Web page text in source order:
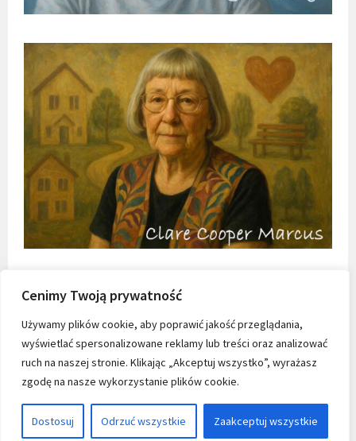
Cenimy Twoją prywatność
Używamy plików cookie, aby poprawić jakość przeglądania,
wyświetlać spersonalizowane reklamy lub treści oraz analizować
ruch na naszej stronie. Klikając „Akceptuj wszystko”, wyrażasz
zgodę na nasze wykorzystanie plików cookie.
Dostosuj Odrzuć wszystkie Zaakceptuj wszystkie
KONTAKT | MADE WITH LOVE BY SODA DESIGN